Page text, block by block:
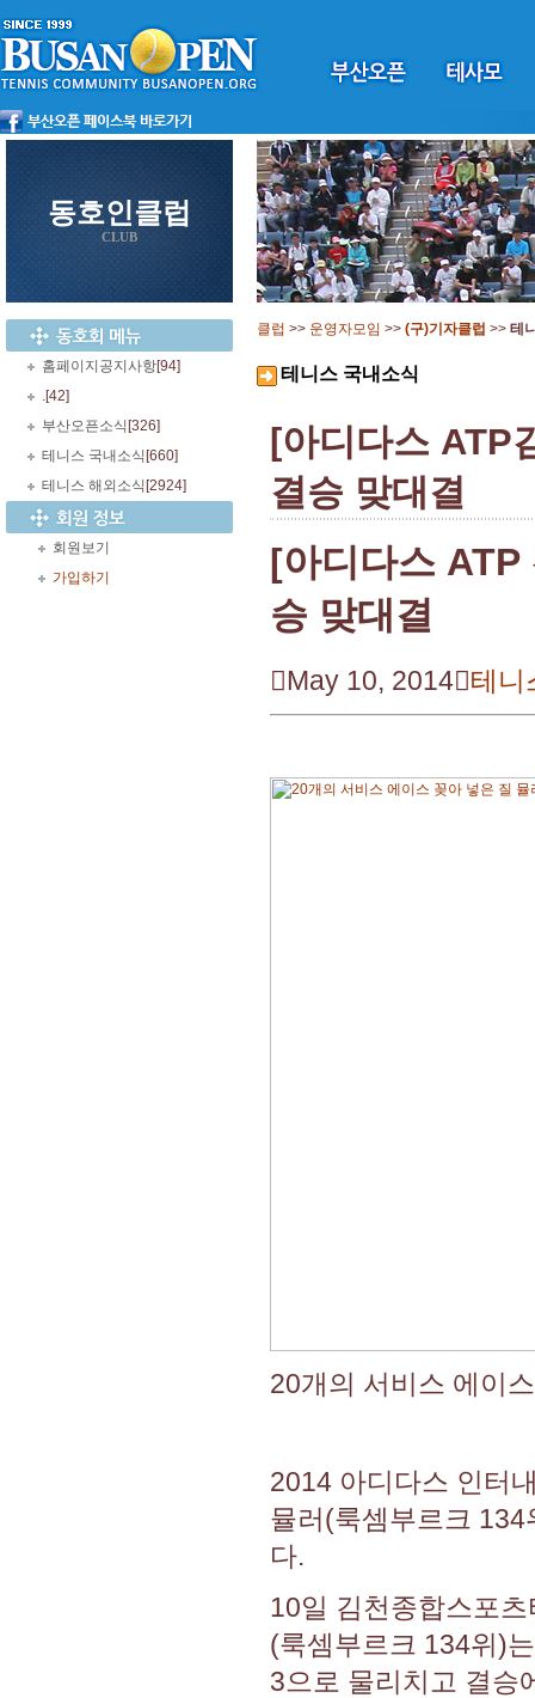
동호인클럽
CLUB
홈페이지공지사항[94]
.[42]
부산오픈소식 [326]
테니스 국내소식 [660]
테니스 해외소식 [2924]
회원보기
가입하기
클럽 >> 운영자모임 >> (구)기자클럽 >> 테
테니스 국내소식
[아디다스 ATP
결승 맞대결
[아디다스 ATP
승 맞대결
May 10, 2014테니
20개의 서비스 에이
2014 아디다스 인터
뮬러(룩셈부르크
다.
10일 김천종합스포
(룩셈부르크 134위)
3으로 물리치고 결승